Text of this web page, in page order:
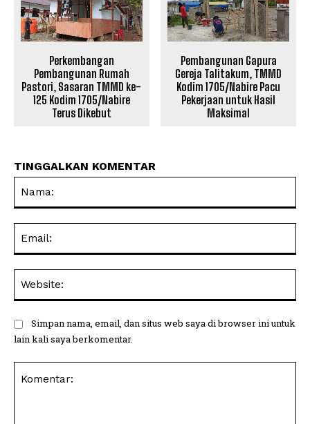
Perkembangan
Pembangunan Rumah
Pastori, Sasaran TMMD ke-
125 Kodim 1705/Nabire
Terus Dikebut
Pembangunan Gapura
Gereja Talitakum, TMMD
Kodim 1705/Nabire Pacu
Pekerjaan untuk Hasil
Maksimal
TINGGALKAN KOMENTAR
Simpan nama, email, dan situs web saya di browser ini untuk
lain kali saya berkomentar.